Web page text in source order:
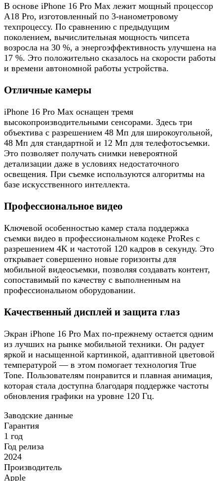
В основе iPhone 16 Pro Max лежит мощный процессор
A18 Pro, изготовленный по 3-нанометровому
техпроцессу. По сравнению с предыдущим
поколением, вычислительная мощность чипсета
возросла на 30 %, а энергоэффективность улучшена на
17 %. Это положительно сказалось на скорости работы
и времени автономной работы устройства.
Отличные камеры
iPhone 16 Pro Max оснащен тремя
высокопроизводительными сенсорами. Здесь три
объектива с разрешением 48 Мп для широкоугольной,
48 Мп для стандартной и 12 Мп для телефотосъемки.
Это позволяет получать снимки невероятной
детализации даже в условиях недостаточного
освещения. При съемке используются алгоритмы на
базе искусственного интеллекта.
Профессиональное видео
Ключевой особенностью камер стала поддержка
съемки видео в профессиональном кодеке ProRes с
разрешением 4K и частотой 120 кадров в секунду. Это
открывает совершенно новые горизонты для
мобильной видеосъемки, позволяя создавать контент,
сопоставимый по качеству с выполненным на
профессиональном оборудовании.
Качественный дисплей и защита глаз
Экран iPhone 16 Pro Max по-прежнему остается одним
из лучших на рынке мобильной техники. Он радует
яркой и насыщенной картинкой, адаптивной цветовой
температурой — в этом помогает технология True
Tone. Пользователям понравится и плавная анимация,
которая стала доступна благодаря поддержке частоты
обновления графики на уровне 120 Гц.
Заводские данные
Гарантия
1 год
Год релиза
2024
Производитель
Apple